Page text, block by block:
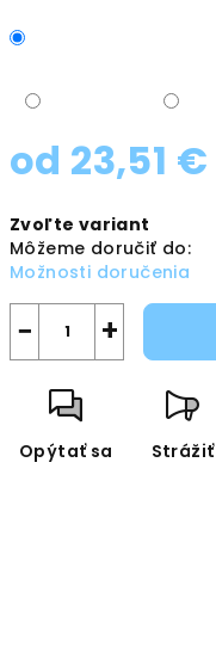
od 23,51 €
cena:
Zvoľte variant
Môžeme doručiť do:
Možnosti doručenia
+
−
Opýtať sa Strážiť